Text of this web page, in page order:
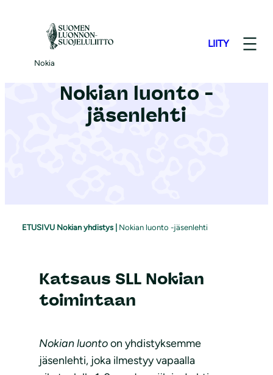
Nokia
LIITY
Nokian luonto -
jäsenlehti
ETUSIVU Nokian yhdistys Nokian luonto -jäsenlehti
Katsaus SLL Nokian
toimintaan
Nokian luontoon yhdistyksemme
jäsenlehti, joka ilmestyy vapaalla